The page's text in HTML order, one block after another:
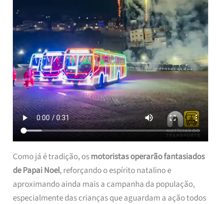
Como já é tradição, osmotoristas operarão fantasiados
de Papai Noel, reforçando o espírito natalino e
aproximando ainda mais a campanha da população,
especialmente das crianças que aguardam a ação todos